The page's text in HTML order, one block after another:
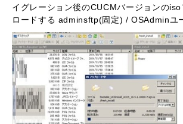
イグレーション後のCUCMバージョンの
ロードする adminsftp(固定) / OSAdminユ